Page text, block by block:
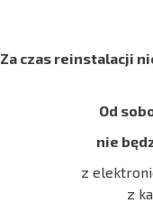
Za czas reinstalacji
Od
nie
z
z